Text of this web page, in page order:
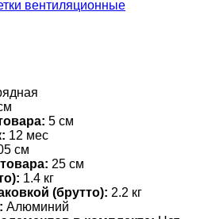
вентиляционные
5 см
12 мес
см
25 см
1.4 кг
(брутто): 2.2 кг
Алюминий